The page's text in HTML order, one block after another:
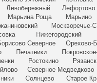
Левобережный Лефортово
Марьина Роща Марьино
Москворечье-
Нижегородский
Северное Орехово-
Печатники
Ростокино
Северное Медведково
Солнцево Старое